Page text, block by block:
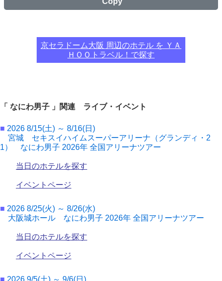
京セラドーム大阪 周辺のホテル を ＹＡ
ＨＯＯトラベル！で探す
「 なにわ男子 」関連 ライブ・イベント
■ 2026 8/15(土) ～ 8/16(日)
宮城 セキスイハイムスーパーアリーナ（グランディ・2
1） なにわ男子 2026年 全国アリーナツアー
当日のホテルを探す
イベントページ
■ 2026 8/25(火) ～ 8/26(水)
大阪城ホール なにわ男子 2026年 全国アリーナツアー
当日のホテルを探す
イベントページ
■ 2026 9/5(土) ～ 9/6(日)